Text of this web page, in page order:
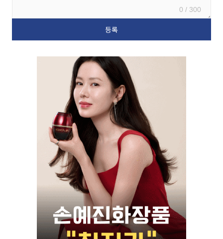
0 / 300